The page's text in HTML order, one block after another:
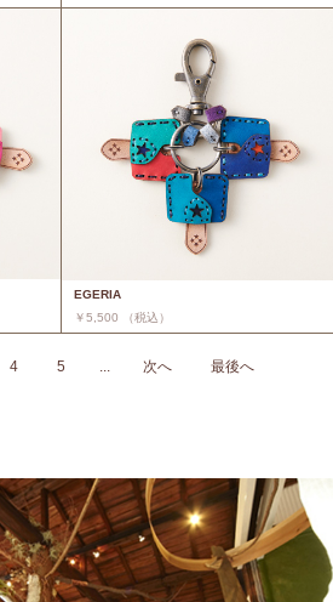
EGERIA
￥5,500 （税込）
4 5 ... 次へ 最後へ